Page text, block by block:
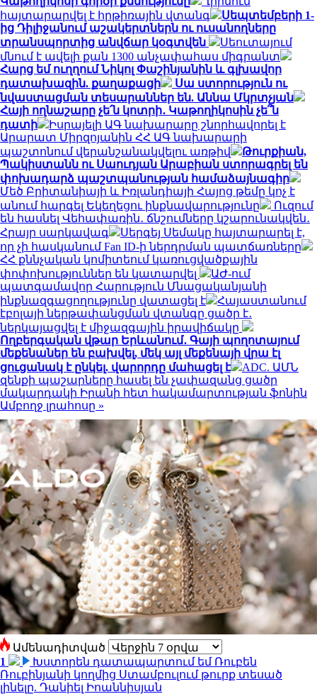
հայտարարվել է հրթիռային վտանգ
Սեպտեմբերի 1-
ից Դիլիջանում աշակերտներն ու ուսանողները
տրանսպորտից անվճար կօգտվեն
Սեուտայում
մնում է ավելի քան 1300 անչափահաս միգրանտ
Հարց եմ ուղղում Նիկոլ Փաշինյանին և գլխավոր
դատախազին. քաղաքացի
Սա ստորություն ու
նվաստացման տեսարաններ են. Աննա Մկրտչյան
Հայի ողնաշարը չե՛ն կոտրի․ Կաթողիկոսին չե՞ն
դատի
Իսրայելի ԱԳ նախարարը շնորհավորել է
Արարատ Միրզոյանին ՀՀ ԱԳ նախարարի
պաշտոնում վերանշանակվելու առթիվ
Թուրքիան,
Պակիստանն ու Սաուդյան Արաբիան ստորագրել են
փոխադարձ պաշտպանության համաձայնագիր
Մեծ Բրիտանիայի և Իռլանդիայի Հայոց թեմը կոչ է
անում հարգել Եկեղեցու ինքնավարությունը
Ուզում
են հասնել Վեհափառին․ ճնշումները կշարունակվեն․
Հրայր սարկավագ
Սերգեյ Սեմակը հայտարարել է,
որ չի հասկանում Fan ID-ի ներդրման պատճառները
ՀՀ քննչական կոմիտեում կառուցվածքային
փոփոխություններ են կատարվել
ԱԺ-ում
պատգամավոր Հարություն Մնացականյանի
ինքնազգացողությունը վատացել է
Հայաստանում
էբոլայի ներթափանցման վտանգը ցածր է․
ներկայացվել է միջազգային իրավիճակը
Ողբերգական վթար Երևանում․ Գայի պողոտայում
մեքենաներ են բախվել, մեկ այլ մեքենայի վրա էլ
ցուցանակ է ընկել. վարորդը մահացել է
ADC. ԱՄՆ
զենքի պաշարները հասել են չափազանց ցածր
մակարդակի Իրանի հետ հակամարտության ֆոնին
Ամբողջ լրահոսը »
Ամենադիտված
1
Խստորեն դատապարտում եմ Ռուբեն
Ռուբինյանի կողմից Ստամբուլում թուրք տեսած
լինելը. Դանիել Իոաննիսյան